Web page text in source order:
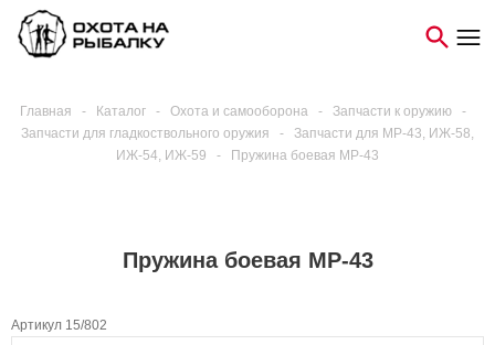
Главная - Каталог - Охота и самооборона - Запчасти к оружию
-
Запчасти для гладкоствольного оружия
-
Запчасти для МР-43, ИЖ-58,
ИЖ-54, ИЖ-59
- Пружина боевая МР-43
Пружина боевая МР-43
Артикул 15/802